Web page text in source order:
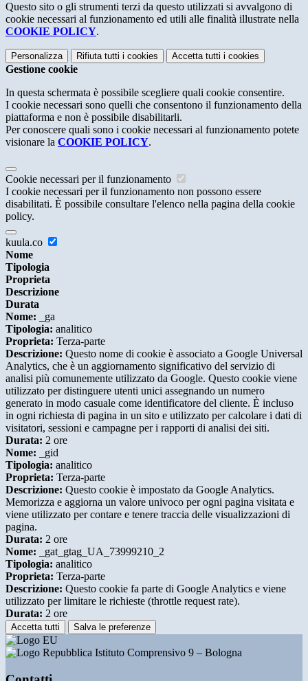
Questo sito o gli strumenti terzi da questo utilizzati si avvalgono di
cookie necessari al funzionamento ed utili alle finalità illustrate nella
COOKIE POLICY.
Personalizza Rifiuta tutti i cookies Accetta tutti i cookies
Gestione cookie
In questa schermata è possibile scegliere quali cookie consentire.
I cookie necessari sono quelli che consentono il funzionamento della
piattaforma e non è possibile disabilitarli.
Per conoscere quali sono i cookie necessari al funzionamento potete
visionare la COOKIE POLICY.
Cookie necessari per il funzionamento
I cookie necessari per il funzionamento non possono essere
disabilitati. È possibile consultare l'elenco nella pagina della cookie
policy.
kuula.co
Nome
Tipologia
Proprieta
Descrizione
Durata
Nome: _ga
Tipologia: analitico
Proprieta: Terza-parte
Descrizione: Questo nome di cookie è associato a Google Universal
Analytics, che è un aggiornamento significativo del servizio di
analisi più comunemente utilizzato da Google. Questo cookie viene
utilizzato per distinguere utenti unici assegnando un numero
generato in modo casuale come identificatore del cliente. È incluso
in ogni richiesta di pagina in un sito e utilizzato per calcolare i dati di
visitatori, sessioni e campagne per i rapporti di analisi dei siti.
Durata: 2 ore
Nome: _gid
Tipologia: analitico
Proprieta: Terza-parte
Descrizione: Questo cookie è impostato da Google Analytics.
Memorizza e aggiorna un valore univoco per ogni pagina visitata e
viene utilizzato per contare e tenere traccia delle visualizzazioni di
pagina.
Durata: 2 ore
Nome: _gat_gtag_UA_73999210_2
Tipologia: analitico
Proprieta: Terza-parte
Descrizione: Questo cookie fa parte di Google Analytics e viene
utilizzato per limitare le richieste (throttle request rate).
Durata: 2 ore
Accetta tutti Salva le preferenze
Istituto Comprensivo 9 – Bologna